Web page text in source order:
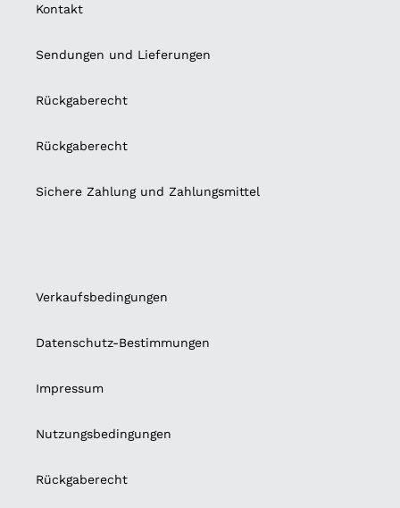
Kontakt
Sendungen und Lieferungen
Rückgaberecht
Rückgaberecht
Sichere Zahlung und Zahlungsmittel
Verkaufsbedingungen
Datenschutz-Bestimmungen
Impressum
Nutzungsbedingungen
Rückgaberecht